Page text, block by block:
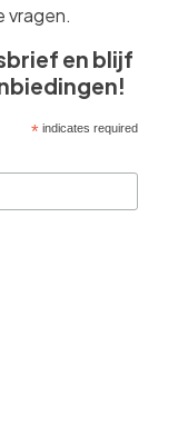
vragen.
en blijf
*indicates required